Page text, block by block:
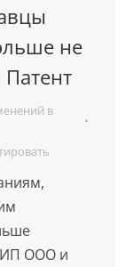
не
в
ИП ООО и